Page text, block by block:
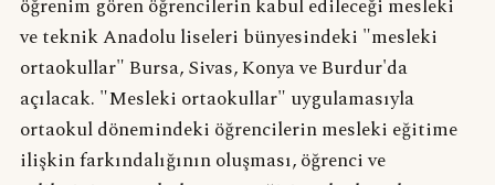
öğrenim gören öğrencilerin kabul edileceği mesleki
ve teknik Anadolu liseleri bünyesindeki "mesleki
ortaokullar" Bursa, Sivas, Konya ve Burdur'da
açılacak. "Mesleki ortaokullar" uygulamasıyla
ortaokul dönemindeki öğrencilerin mesleki eğitime
ilişkin farkındalığının oluşması, öğrenci ve